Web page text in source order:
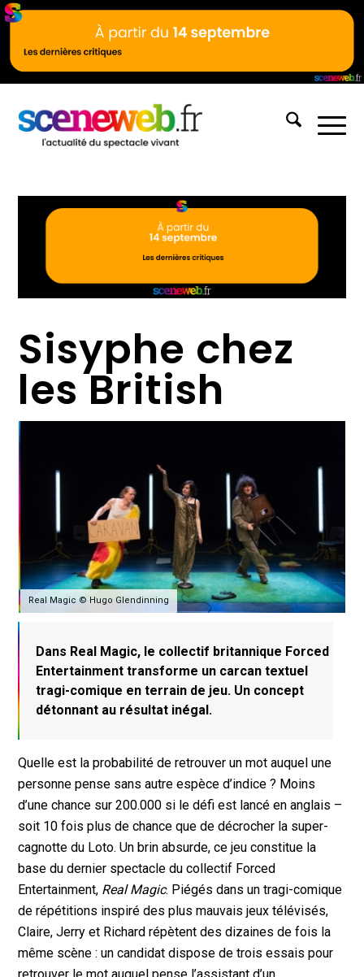
Sisyphe chez
les British
Real Magic © Hugo Glendinning
Dans Real Magic, le collectif britannique Forced
Entertainment transforme un carcan textuel
tragi-comique en terrain de jeu. Un concept
détonnant au résultat inégal.
Quelle est la probabilité de retrouver un mot auquel une
personne pense sans autre espèce d’indice ? Moins
d’une chance sur 200.000 si le défi est lancé en anglais –
soit 10 fois plus de chance que de décrocher la super-
cagnotte du Loto. Un brin absurde, ce jeu constitue la
base du dernier spectacle du collectif Forced
Entertainment, Real Magic. Piégés dans un tragi-comique
de répétitions inspiré des plus mauvais jeux télévisés,
Claire, Jerry et Richard répètent des dizaines de fois la
même scène : un candidat dispose de trois essais pour